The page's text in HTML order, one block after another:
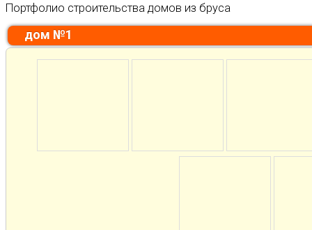
Портфолио строительства домов из бруса
дом №1